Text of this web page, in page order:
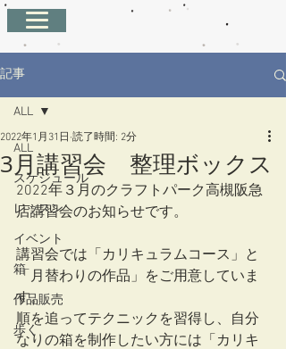
記事
ALL
スケジュール
レッスン
イベント
箱
作品販売
歩く
ALL
3月講習会 整理ボックス
2022年1月31日 読了時間: 2分
2022年３月のクラフトパーク高槻阪急
店講習会のお知らせです。
講習会では「カリキュラムコース」と
「月替わりの作品」をご用意していま
す。
順を追ってテクニックを習得し、自分
なりの箱を制作したい方には「カリキ